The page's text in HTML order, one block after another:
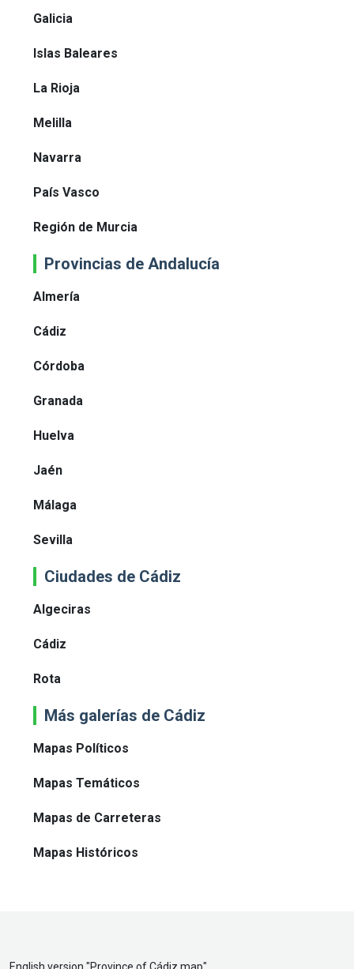
Galicia
Islas Baleares
La Rioja
Melilla
Navarra
País Vasco
Región de Murcia
Provincias de Andalucía
Almería
Cádiz
Córdoba
Granada
Huelva
Jaén
Málaga
Sevilla
Ciudades de Cádiz
Algeciras
Cádiz
Rota
Más galerías de Cádiz
Mapas Políticos
Mapas Temáticos
Mapas de Carreteras
Mapas Históricos